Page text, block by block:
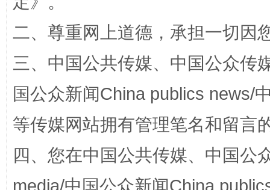
网上购药对药下症？
二、尊重网上道德，承担一切因
三、中国公共传媒、中国公众传
国公众新闻China publics news/
等传媒网站拥有管理笔名和留言
四、您在中国公共传媒、中国公
media/中国公众新闻China